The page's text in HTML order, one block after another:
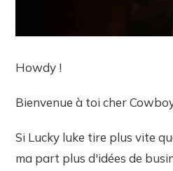
Howdy !
Bienvenue à toi cher
Si Lucky luke tire plus vite
ma part plus d'idées de